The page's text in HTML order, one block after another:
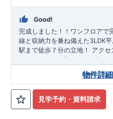
Good!
完成しました！！ ワンフロアで
線と収納力を兼ね備えた3LDK
駅まで徒歩７分の立地！ アクセ
（googleマップ）
トからでも受付中です。・資料
秩父鉄道「行田市駅」徒歩７分
◆キッチン上はポップアップ天
落な空間を演出！ ◆家族がのび
ある住空間！ ◆18.25帖LDKは
見学予約・資料請求
物件詳